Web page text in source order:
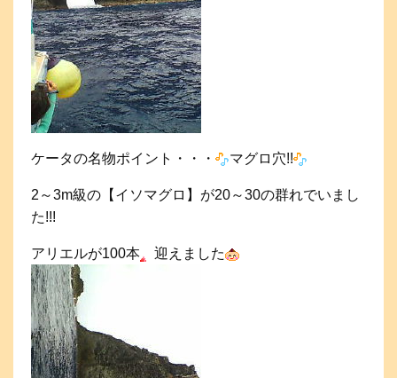
ケータの名物ポイント・・・ マグロ穴!!
2～3m級の【イソマグロ】が20～30の群れでいまし
た!!!
アリエルが100本 迎えました